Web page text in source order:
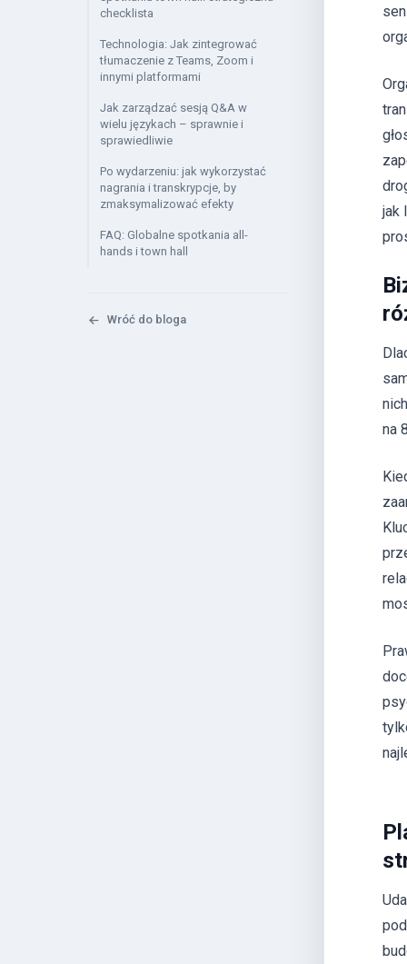
checklista
Technologia: Jak zintegrować
tłumaczenie z Teams, Zoom i
innymi platformami
Jak zarządzać sesją Q&A w
wielu językach – sprawnie i
sprawiedliwie
Po wydarzeniu: jak wykorzystać
nagrania i transkrypcje, by
zmaksymalizować efekty
FAQ: Globalne spotkania all-
hands i town hall
Wróć do bloga
jak
na